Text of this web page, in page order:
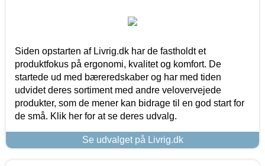
Siden opstarten af Livrig.dk har de fastholdt et
produktfokus på ergonomi, kvalitet og komfort. De
startede ud med bæreredskaber og har med tiden
udvidet deres sortiment med andre velovervejede
produkter, som de mener kan bidrage til en god start for
de små. Klik her for at se deres udvalg.
Se udvalget på Livrig.dk